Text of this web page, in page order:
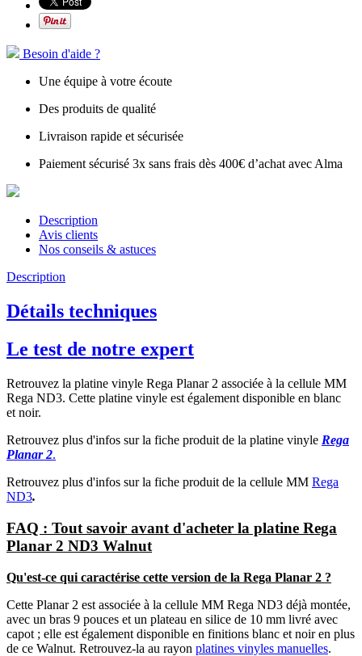
Besoin d'aide ?
Une équipe à votre écoute
Des produits de qualité
Livraison rapide et sécurisée
Paiement sécurisé 3x sans frais dès 400€ d’achat avec Alma
Description
Avis clients
Nos conseils & astuces
Description
Détails techniques
Le test de notre expert
Retrouvez la platine vinyle Rega Planar 2 associée à la cellule MM
Rega ND3. Cette platine vinyle est également disponible en blanc
et noir.
Retrouvez plus d'infos sur la fiche produit de la platine vinyle Rega
Planar 2.
Retrouvez plus d'infos sur la fiche produit de la cellule MM Rega
ND3.
FAQ : Tout savoir avant d'acheter la platine Rega
Planar 2 ND3 Walnut
Qu'est-ce qui caractérise cette version de la Rega Planar 2 ?
Cette Planar 2 est associée à la cellule MM Rega ND3 déjà montée,
avec un bras 9 pouces et un plateau en silice de 10 mm livré avec
capot ; elle est également disponible en finitions blanc et noir en plus
de ce Walnut. Retrouvez-la au rayon platines vinyles manuelles.